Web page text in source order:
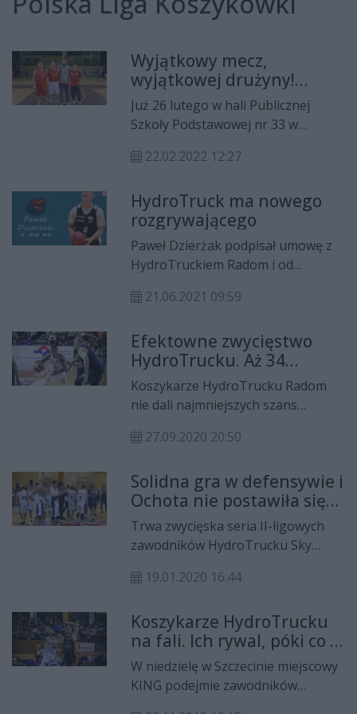
Wyjątkowy mecz,
wyjątkowej drużyny!
Kolejarz Basket Radom
tworzy historię
Już 26 lutego w hali Publicznej
Szkoły Podstawowej nr 33 w
wydarzenia w polskiej koszykówce!
ŁKS Coolpack Łódź, a kibice po raz
pierwszy w historii usłyszą
innowacyjny gwizdek...
22.02.2022 12:27
HydroTruck ma nowego
rozgrywającego
Paweł Dzierżak podpisał umowę z
HydroTruckiem Radom i od
punkty dla podopiecznych Marka
zawodnik w zespole na pozycji
rozgrywającego.
21.06.2021 09:59
Efektowne zwycięstwo
HydroTrucku. Aż 34
punkty Nicka Neala!
Koszykarze HydroTrucku Radom
nie dali najmniejszych szans
Roberta Witki wygrał 99:80, a 34
27.09.2020 20:50
Solidna gra w defensywie i
Ochota nie postawiła się
HydroTruckowi II Radom
Trwa zwycięska seria II-ligowych
zawodników HydroTrucku Sky
podopieczni Marka Popiołka nie
zanotowali trzecie kolejne
zwycięstwo w 2020 roku.
19.01.2020 16:44
Koszykarze HydroTrucku
na fali. Ich rywal, póki co w
odwrocie
W niedzielę w Szczecinie miejscowy
KING podejmie zawodników